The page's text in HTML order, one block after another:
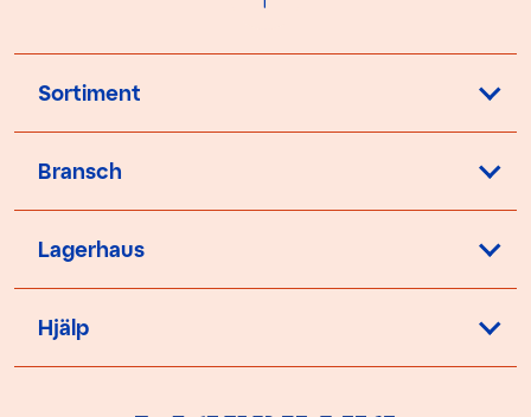
Sortiment
Bransch
Lagerhaus
Hjälp